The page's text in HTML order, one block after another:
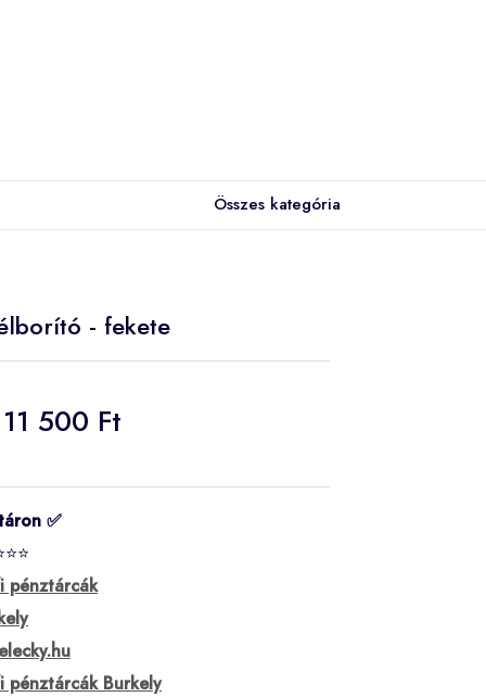
Összes kategória
- fekete
11 500 Ft
✅
pénztárcák
pénztárcák Burkely